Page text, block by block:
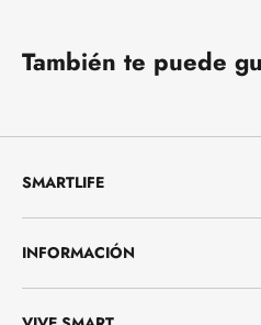
También te puede
SMARTLIFE
Te ayudamos a vivir con
Ofrecemos productos
de usar para que protejas
INFORMACIÓN
Nosotros